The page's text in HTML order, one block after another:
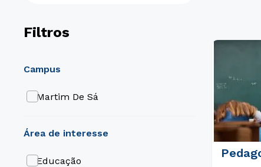
Filtros
área de interesse
Educação
campus
Martim De Sá